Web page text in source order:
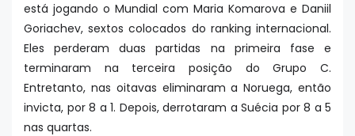
está jogando o Mundial com Maria Komarova e Daniil
Goriachev, sextos colocados do ranking internacional.
Eles perderam duas partidas na primeira fase e
terminaram na terceira posição do Grupo C.
Entretanto, nas oitavas eliminaram a Noruega, então
invicta, por 8 a 1. Depois, derrotaram a Suécia por 8 a 5
nas quartas.